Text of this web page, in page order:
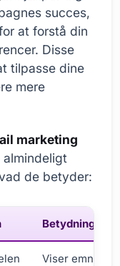
succes,
at forstå din
Disse
tilpasse dine
mere
marketing
de betyder:
Betydning
Viser emnets